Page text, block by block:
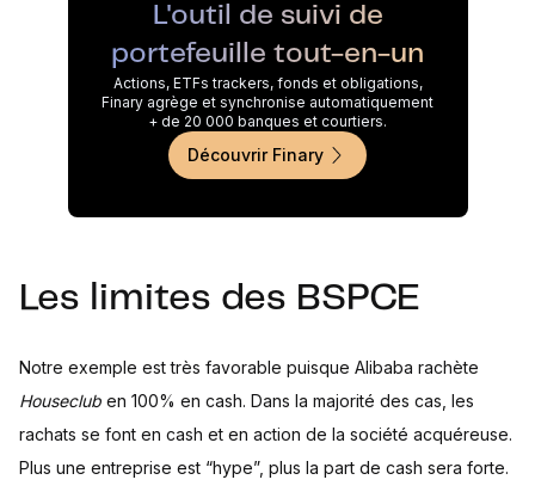
L'outil de suivi de
portefeuille tout-en-un
Actions, ETFs trackers, fonds et obligations,
Finary agrège et synchronise automatiquement
+ de 20 000 banques et courtiers.
Découvrir Finary
Les limites des BSPCE
Notre exemple est très favorable puisque Alibaba rachète
Houseclub en 100% en cash. Dans la majorité des cas, les
rachats se font en cash et en action de la société acquéreuse.
Plus une entreprise est “hype”, plus la part de cash sera forte.